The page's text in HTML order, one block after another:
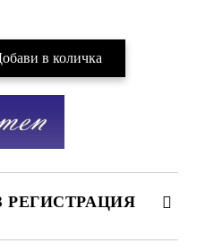
РЕГИСТРАЦИЯ